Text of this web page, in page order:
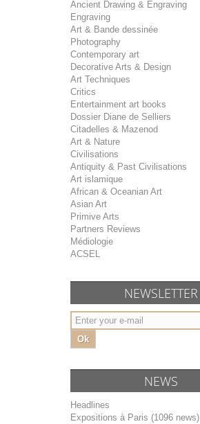
Ancient Drawing & Engraving
Engraving
Art & Bande dessinée
Photography
Contemporary art
Decorative Arts & Design
Art Techniques
Critics
Entertainment art books
Dossier Diane de Selliers
Citadelles & Mazenod
Art & Nature
Civilisations
Antiquity & Past Civilisations
Art islamique
African & Oceanian Art
Asian Art
Primive Arts
Partners Reviews
Médiologie
ACSEL
NEWSLETTER
Ok
NEWS
Headlines
Expositions à Paris (1096 news)